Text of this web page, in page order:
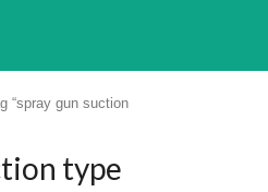
“spray gun suction
type